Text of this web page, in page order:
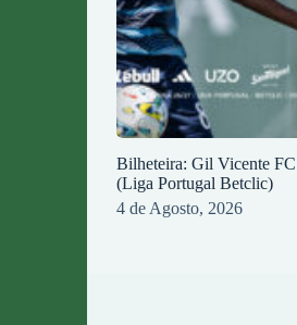
Bilheteira: Gil Vicente
(Liga Portugal Betclic)
4 de Agosto, 2026